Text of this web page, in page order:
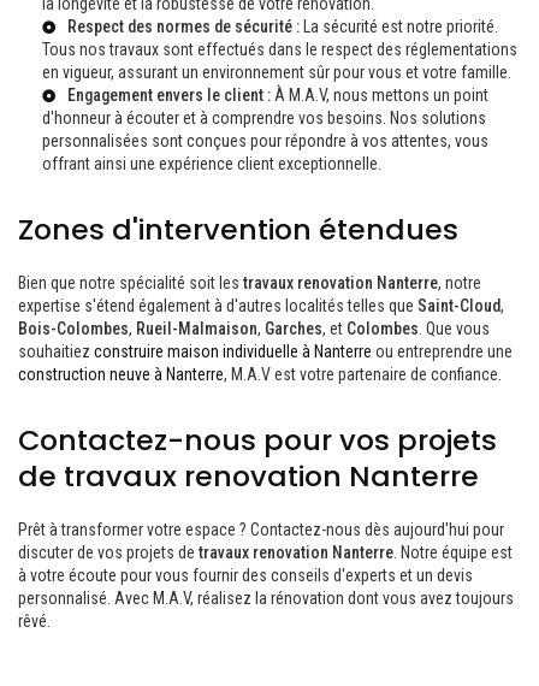
Respect des normes de sécurité : La sécurité est notre priorité.
Tous nos travaux sont effectués dans le respect des réglementations
en vigueur, assurant un environnement sûr pour vous et votre famille.
Engagement envers le client : À M.A.V, nous mettons un point
d'honneur à écouter et à comprendre vos besoins. Nos solutions
personnalisées sont conçues pour répondre à vos attentes, vous
offrant ainsi une expérience client exceptionnelle.
Zones d'intervention étendues
Bien que notre spécialité soit les travaux renovation Nanterre, notre
expertise s'étend également à d'autres localités telles que Saint-Cloud,
Bois-Colombes, Rueil-Malmaison, Garches, et Colombes . Que vous
souhaitiez construire maison individuelle à Nanterre ou entreprendre une
construction neuve à Nanterre, M.A.V est votre partenaire de confiance.
Contactez-nous pour vos projets
de travaux renovation Nanterre
Prêt à transformer votre espace ? Contactez-nous dès aujourd'hui pour
discuter de vos projets de travaux renovation Nanterre . Notre équipe est
à votre écoute pour vous fournir des conseils d'experts et un devis
personnalisé. Avec M.A.V, réalisez la rénovation dont vous avez toujours
rêvé.